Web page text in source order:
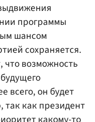
программы
шансом
сохраняется.
что возможность
всего, он будет
так как президент